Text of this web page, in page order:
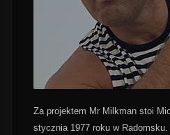
Za projektem Mr Milkman stoi
stycznia 1977 roku w Radomsku.